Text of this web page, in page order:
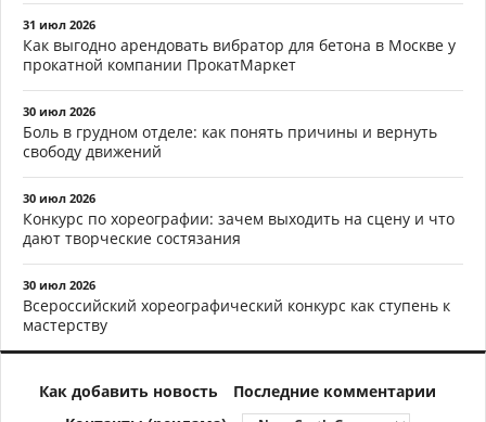
31 июл 2026
Как выгодно арендовать вибратор для бетона в Москве у
прокатной компании ПрокатМаркет
30 июл 2026
Боль в грудном отделе: как понять причины и вернуть
свободу движений
30 июл 2026
Конкурс по хореографии: зачем выходить на сцену и что
дают творческие состязания
30 июл 2026
Всероссийский хореографический конкурс как ступень к
мастерству
Как добавить новость
Последние комментарии